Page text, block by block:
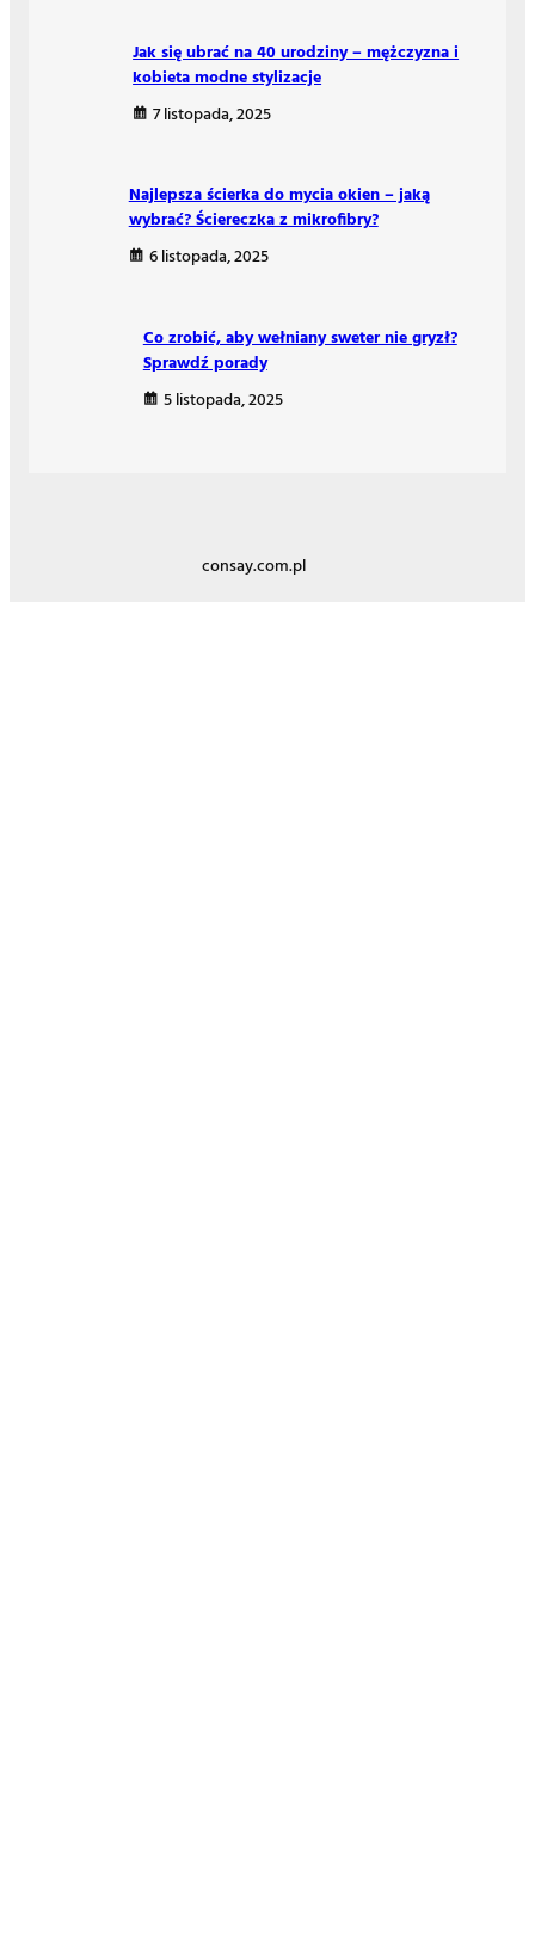
Jak się ubrać na 40 urodziny – mężczyzna i
kobieta modne stylizacje
7 listopada, 2025
Najlepsza ścierka do mycia okien – jaką
wybrać? Ściereczka z mikrofibry?
6 listopada, 2025
Co zrobić, aby wełniany sweter nie gryzł?
Sprawdź porady
5 listopada, 2025
consay.com.pl